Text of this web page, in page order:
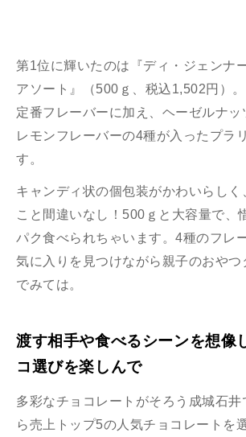
第1位に輝いたのは『ディ・ジェンナ
アソート』（500ｇ、税込1,502円）
定番フレーバーに加え、ヘーゼルナッ
レモンフレーバーの4種が入ったプラ
す。
キャンディ状の個包装がかわいらしく
こと間違いなし！500ｇと大容量で、
パク食べられちゃいます。4種のフレ
気に入りを見つけながら親子のおやつ
でみては。
渡す相手や食べるシーンを想像
コ選びを楽しんで
多彩なチョコレートがそろう成城石井
ら売上トップ5の人気チョコレートを